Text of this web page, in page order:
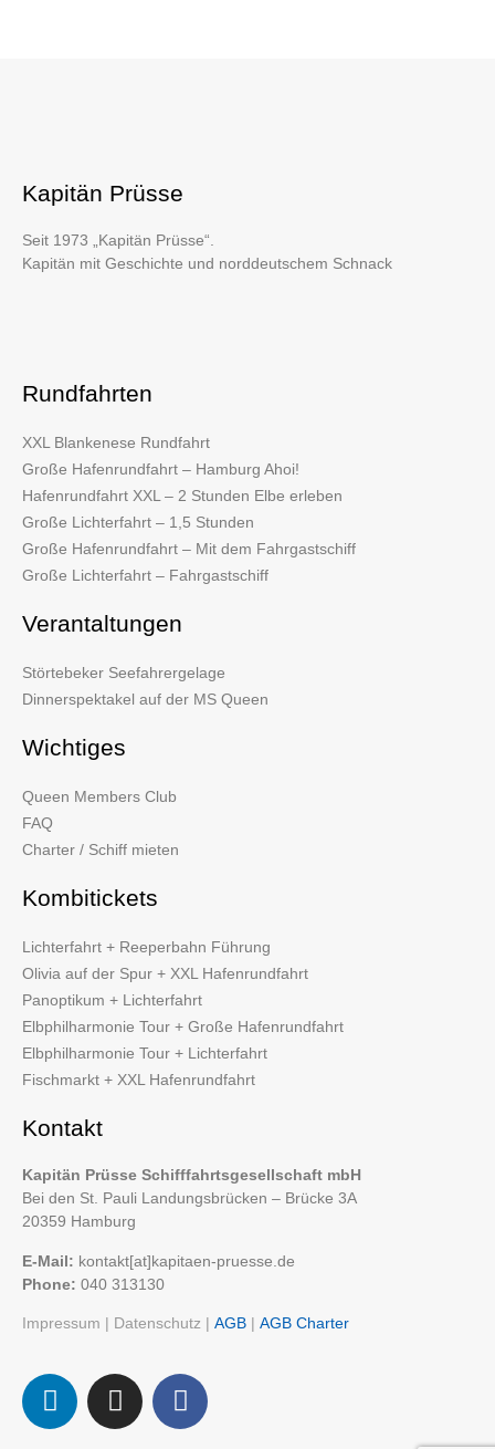
Kapitän Prüsse
Seit 1973 „Kapitän Prüsse“.
Kapitän mit Geschichte und norddeutschem Schnack
Rundfahrten
XXL Blankenese Rundfahrt
Große Hafenrundfahrt – Hamburg Ahoi!
Hafenrundfahrt XXL – 2 Stunden Elbe erleben
Große Lichterfahrt – 1,5 Stunden
Große Hafenrundfahrt – Mit dem Fahrgastschiff
Große Lichterfahrt – Fahrgastschiff
Verantaltungen
Störtebeker Seefahrergelage
Dinnerspektakel auf der MS Queen
Wichtiges
Queen Members Club
FAQ
Charter / Schiff mieten
Kombitickets
Lichterfahrt + Reeperbahn Führung
Olivia auf der Spur + XXL Hafenrundfahrt
Panoptikum + Lichterfahrt
Elbphilharmonie Tour + Große Hafenrundfahrt
Elbphilharmonie Tour + Lichterfahrt
Fischmarkt + XXL Hafenrundfahrt
Kontakt
Kapitän Prüsse Schifffahrtsgesellschaft mbH
Bei den St. Pauli Landungsbrücken – Brücke 3A
20359 Hamburg
E-Mail: kontakt[at]kapitaen-pruesse.de
Phone: 040 313130
Impressum | Datenschutz | AGB | AGB Charter